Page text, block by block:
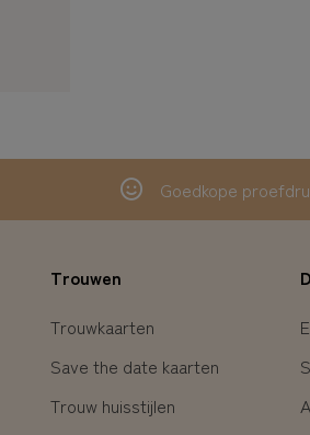
Goedkope
Trouwen
Trouwkaarten
Save the date kaarten
Trouw huisstijlen